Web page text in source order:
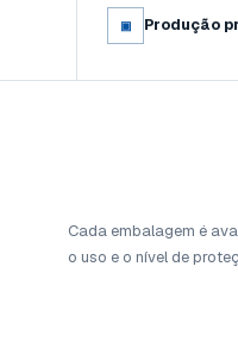
▣ Produção
Cada embalagem é
o uso e o nível de